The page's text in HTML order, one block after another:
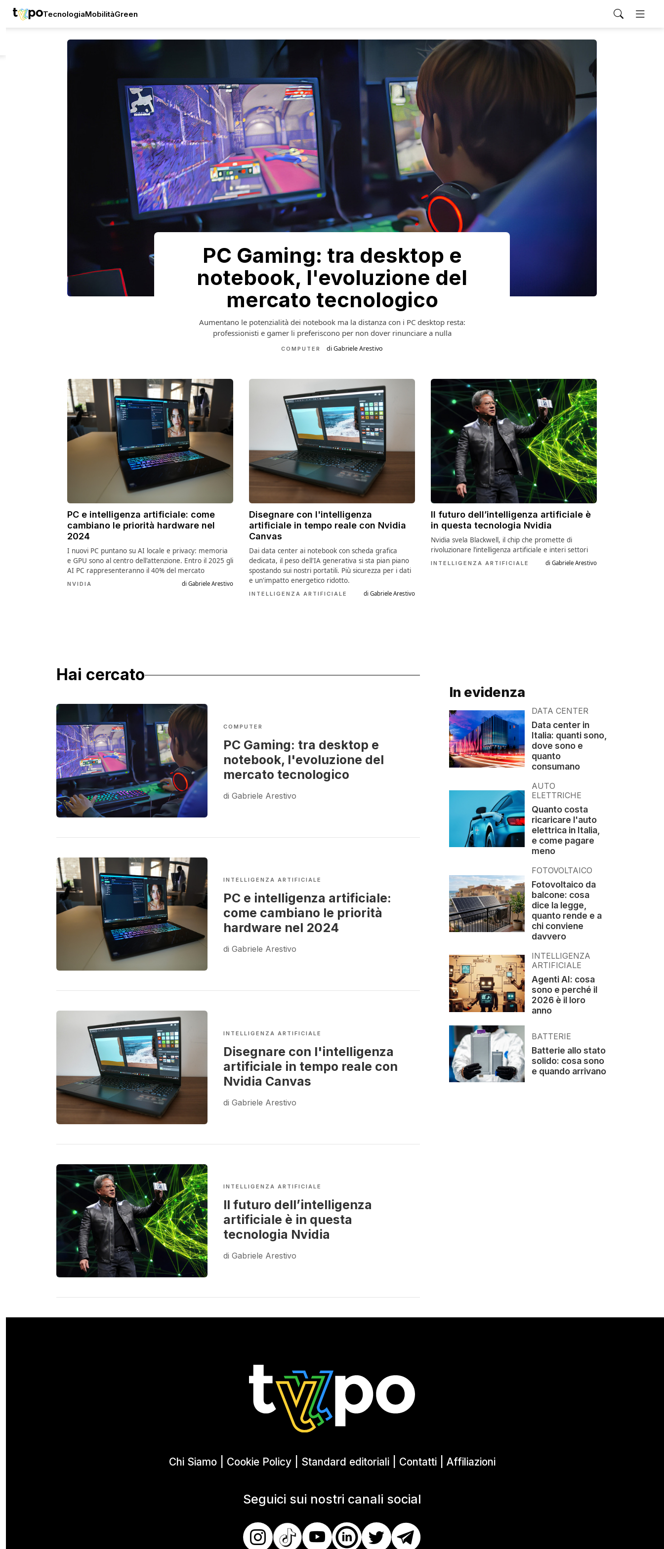
TecnologiaMobilitàGreen
PC Gaming: tra desktop e
notebook, l'evoluzione del
mercato tecnologico
Aumentano le potenzialità dei notebook ma la distanza con i PC desktop resta:
professionisti e gamer li preferiscono per non dover rinunciare a nulla
COMPUTER di Gabriele Arestivo
PC e intelligenza artificiale: come
cambiano le priorità hardware nel
2024
I nuovi PC puntano su AI locale e privacy: memoria
e GPU sono al centro dell'attenzione. Entro il 2025 gli
AI PC rappresenteranno il 40% del mercato
NVIDIA di Gabriele Arestivo
Disegnare con l'intelligenza
artificiale in tempo reale con Nvidia
Canvas
Dai data center ai notebook con scheda grafica
dedicata, il peso dell'IA generativa si sta pian piano
spostando sui nostri portatili. Più sicurezza per i dati
e un'impatto energetico ridotto.
INTELLIGENZA ARTIFICIALE di Gabriele Arestivo
Il futuro dell’intelligenza artificiale è
in questa tecnologia Nvidia
Nvidia svela Blackwell, il chip che promette di
rivoluzionare l’intelligenza artificiale e interi settori
INTELLIGENZA ARTIFICIALE di Gabriele Arestivo
Hai cercato
COMPUTER
PC Gaming: tra desktop e
notebook, l'evoluzione del
mercato tecnologico
di Gabriele Arestivo
INTELLIGENZA ARTIFICIALE
PC e intelligenza artificiale:
come cambiano le priorità
hardware nel 2024
di Gabriele Arestivo
INTELLIGENZA ARTIFICIALE
Disegnare con l'intelligenza
artificiale in tempo reale con
Nvidia Canvas
di Gabriele Arestivo
INTELLIGENZA ARTIFICIALE
Il futuro dell’intelligenza
artificiale è in questa
tecnologia Nvidia
di Gabriele Arestivo
In evidenza
DATA CENTER
Data center in
Italia: quanti sono,
dove sono e
quanto
consumano
AUTO
ELETTRICHE
Quanto costa
ricaricare l'auto
elettrica in Italia,
e come pagare
meno
FOTOVOLTAICO
Fotovoltaico da
balcone: cosa
dice la legge,
quanto rende e a
chi conviene
davvero
INTELLIGENZA
ARTIFICIALE
Agenti AI: cosa
sono e perché il
2026 è il loro
anno
BATTERIE
Batterie allo stato
solido: cosa sono
e quando arrivano
Chi Siamo| Cookie Policy| Standard editoriali| Contatti| Affiliazioni
Seguici sui nostri canali social